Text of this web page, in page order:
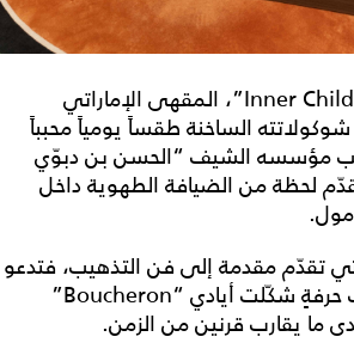
كما تنضم إلى الدار “Inner Child”، المقهى الإماراتي
الساخنة طقساً يومياً محبباً
مؤسسه الشيف “الحسن بن دبوّي
لحظة من الضيافة الطهوية داخل
تقدّم مقدمة إلى فن التذهيب، فتدعو
الجيل الجديد لاكتشاف حرفةٍ شكّلت أيادي “Boucheron”
ما يقارب قرنين من الزمن.